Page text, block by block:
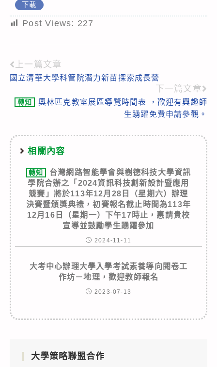
下載
Post Views: 227
Read
more
articles
上一篇文章
國立清華大學科管院潛力新苗探索成長營
下一篇文章
轉知
奧林匹克教室展區導覽時間表 ，歡迎有興趣師
生踴躍免費申請參觀。
相關內容
轉知
台灣網路智能學會與樹德科技大學資訊
學院合辦之「2024資訊科技創新設計暨應用
競賽」將於113年12月28日（星期六）辦理
決賽暨頒獎典禮，初賽報名截止時間為113年
12月16日（星期一）下午17時止，惠請貴校
宣導並鼓勵學生踴躍參加
2024-11-11
大考中心辦理大學入學考試素養導向閱卷工
作坊－地理，歡迎教師報名
2023-07-13
大學策略聯盟合作